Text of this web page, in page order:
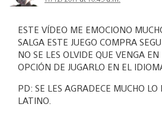
ESTE VÍDEO ME EMOCIONO
SALGA ESTE JUEGO COMPRA
NO SE LES OLVIDE QUE VENGA
OPCIÓN DE JUGARLO EN EL
PD: SE LES AGRADECE MUCHO
LATINO.